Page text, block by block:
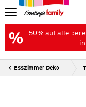
50% auf alle
Esszimmer Deko